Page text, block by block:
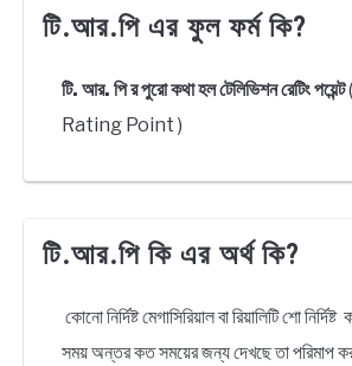
টি.আর.পি এর ফুল ফর্ম কি?
টি. আর. পি র পুরো কথা হল টেলিভিশন রেটিং পয়েন্ট
Rating Point )
টি.আর.পি কি এর অর্থ কি?
কোনো নির্দিষ্ট মেগাসিরিয়াল বা রিয়ালিটি শো
সময় অন্তর কত সময়ের জন্য দেখছে তা পরিমাপ